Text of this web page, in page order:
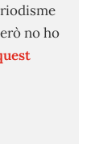
no ho